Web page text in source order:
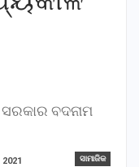
ବଦନାମ
ସାମାଜିକ